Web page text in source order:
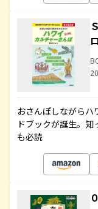
おさんぽしながらハ
ドブックが誕生。
も必読